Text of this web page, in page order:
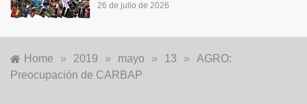
26 de julio de 2026
Home » 2019 » mayo » 13 »
AGRO:
Preocupación de CARBAP